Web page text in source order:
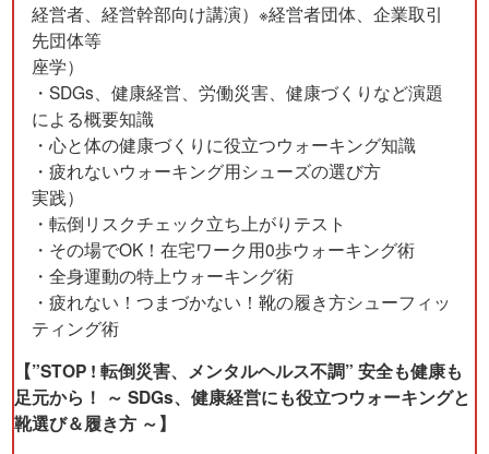
経営者、経営幹部向け講演）※経営者団体、企業取引
先団体等
座学）
・SDGs、健康経営、労働災害、健康づくりなど演題
による概要知識
・心と体の健康づくりに役立つウォーキング知識
・疲れないウォーキング用シューズの選び方
実践）
・転倒リスクチェック立ち上がりテスト
・その場でOK！在宅ワーク用0歩ウォーキング術
・全身運動の特上ウォーキング術
・疲れない！つまづかない！靴の履き方シューフィッ
ティング術
【”STOP ! 転倒災害、メンタルヘルス不調” 安全も健康も
足元から！ ～ SDGs、健康経営にも役立つウォーキングと
靴選び＆履き方 ～】